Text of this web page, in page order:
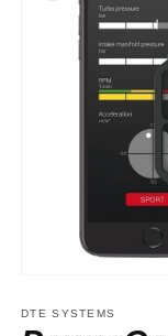
1
in
DTE SYSTEMS